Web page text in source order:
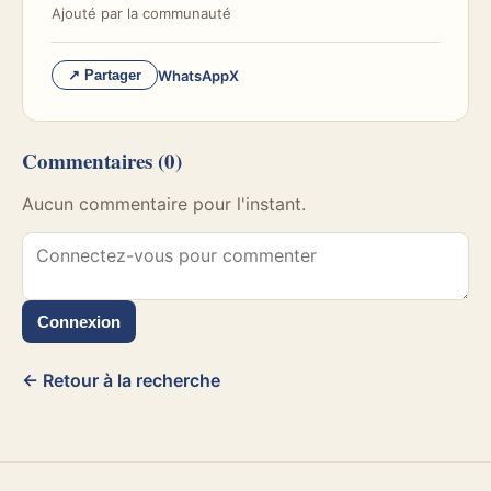
Ajouté par la communauté
↗ Partager WhatsAppX
Commentaires (0)
Aucun commentaire pour l'instant.
Connexion
← Retour à la recherche